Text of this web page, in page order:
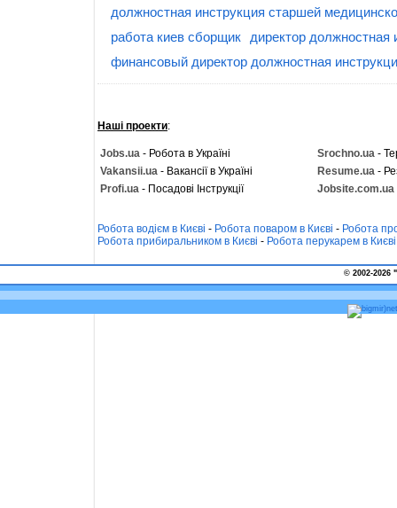
должностная инструкция старшей
работа киев сборщик
директор должностная
финансовый директор должностная
Наші проекти:
Jobs.ua - Робота в Україні Srochno.ua -
Vakansii.ua - Вакансії в Україні Resume.ua -
Profi.ua - Посадові Інструкції Jobsite.com.ua
Робота водієм в Києві - Робота поваром в Києві - Робота
Робота прибиральником в Києві - Робота перукарем в Києві
© 2002-2026